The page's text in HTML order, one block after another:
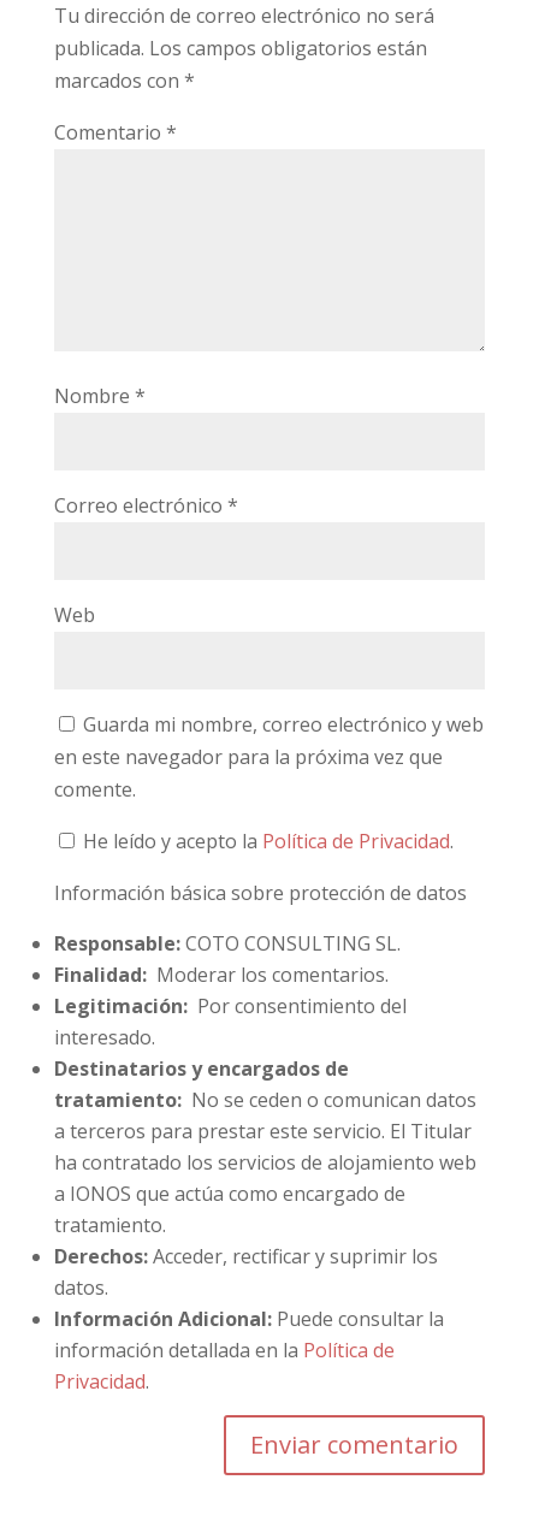
Tu dirección de correo electrónico no será
publicada. Los campos obligatorios están
marcados con *
Comentario *
Nombre *
Correo electrónico *
Web
Guarda mi nombre, correo electrónico y web
en este navegador para la próxima vez que
comente.
He leído y acepto la Política de Privacidad.
Información básica sobre protección de datos
Responsable:COTO CONSULTING SL.
Finalidad:Moderar los comentarios.
Legitimación:Por consentimiento del
interesado.
Destinatarios y encargados de
tratamiento:No se ceden o comunican datos
a terceros para prestar este servicio. El Titular
ha contratado los servicios de alojamiento web
a IONOS que actúa como encargado de
tratamiento.
Derechos:Acceder, rectificar y suprimir los
datos.
Información Adicional:Puede consultar la
información detallada en la Política de
Privacidad.